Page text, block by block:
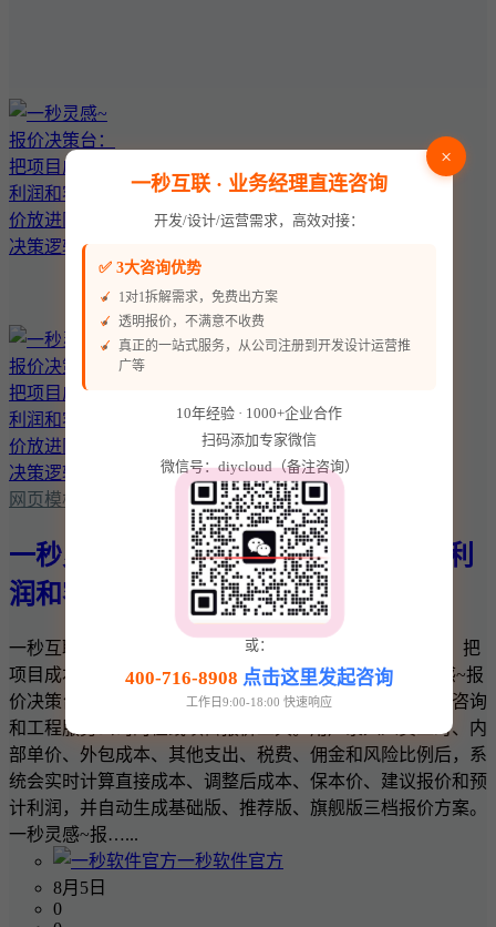
网页模板
一秒灵感~报价决策台：把项目成本、利
润和客户报价放进同一套决策逻辑
一秒互联 · 一秒灵感实用商业工具 一秒灵感~报价决策台：把
项目成本、利润和客户报价放进同一套决策逻辑 一秒灵感~报
价决策台是一款面向网站建设、软件开发、设计、广告、咨询
和工程服务公司的在线项目报价工具。用户录入人员工时、内
部单价、外包成本、其他支出、税费、佣金和风险比例后，系
统会实时计算直接成本、调整后成本、保本价、建议报价和预
计利润，并自动生成基础版、推荐版、旗舰版三档报价方案。
一秒灵感~报…...
一秒软件官方
8月5日
0
×
一秒互联 · 业务经理直连咨询
开发/设计/运营需求，高效对接：
✅ 3大咨询优势
1对1拆解需求，免费出方案
透明报价，不满意不收费
真正的一站式服务，从公司注册到开发设计运营推
广等
10年经验 · 1000+企业合作
扫码添加专家微信
微信号：diycloud（备注咨询）
或：
400-716-8908 点击这里发起咨询
工作日9:00-18:00 快速响应